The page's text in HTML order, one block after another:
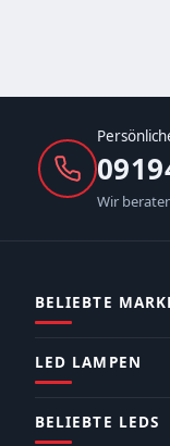
Wir
BELIEBTE
LED LAMPEN
BELIEBTE LEDS